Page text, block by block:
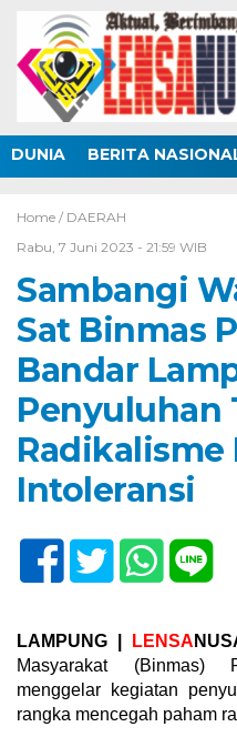
DUNIA BERITA
Home / DAERAH
Rabu, 7 Juni 2023 - 21:59 WIB
Sambangi
Sat Binmas
Bandar
Penyuluhan
Radikalisme
Intoleransi
LAMPUNG | LENSA
Masyarakat (Binmas)
menggelar kegiatan
rangka mencegah paham